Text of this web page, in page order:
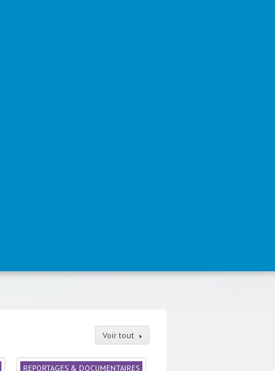
Voir tout
REPORTAGES & DOCUMENTAIRES